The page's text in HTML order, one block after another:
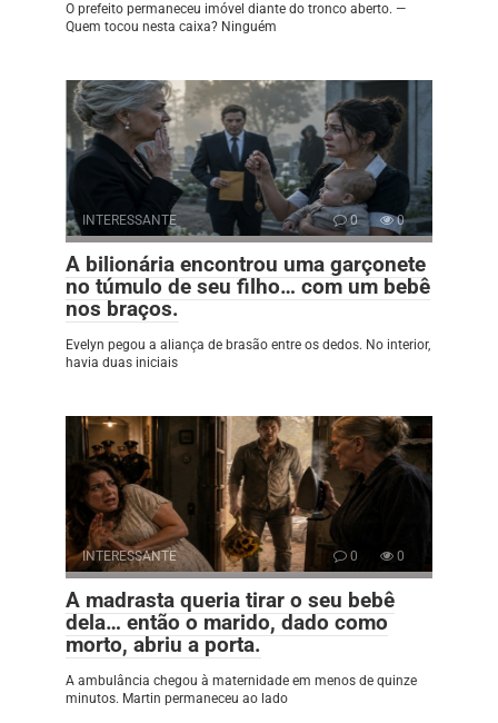
O prefeito permaneceu imóvel diante do tronco aberto. —
Quem tocou nesta caixa? Ninguém
INTERESSANTE 0 0
A bilionária encontrou uma garçonete
no túmulo de seu filho… com um bebê
nos braços.
Evelyn pegou a aliança de brasão entre os dedos. No interior,
havia duas iniciais
INTERESSANTE 0 0
A madrasta queria tirar o seu bebê
dela… então o marido, dado como
morto, abriu a porta.
A ambulância chegou à maternidade em menos de quinze
minutos. Martin permaneceu ao lado